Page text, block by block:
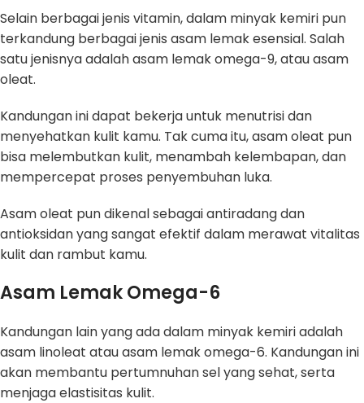
Selain berbagai jenis vitamin, dalam minyak kemiri pun
terkandung berbagai jenis asam lemak esensial. Salah
satu jenisnya adalah asam lemak omega-9, atau asam
oleat.
Kandungan ini dapat bekerja untuk menutrisi dan
menyehatkan kulit kamu. Tak cuma itu, asam oleat pun
bisa melembutkan kulit, menambah kelembapan, dan
mempercepat proses penyembuhan luka.
Asam oleat pun dikenal sebagai antiradang dan
antioksidan yang sangat efektif dalam merawat vitalitas
kulit dan rambut kamu.
Asam Lemak Omega-6
Kandungan lain yang ada dalam minyak kemiri adalah
asam linoleat atau asam lemak omega-6. Kandungan ini
akan membantu pertumnuhan sel yang sehat, serta
menjaga elastisitas kulit.